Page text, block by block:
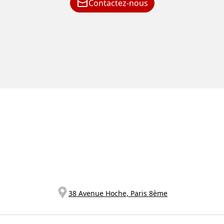
Contactez-nous
38 Avenue Hoche, Paris 8ème